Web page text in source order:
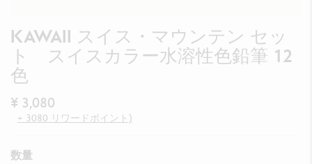
KAWAII スイス・マウンテン セッ
ト スイスカラー水溶性色鉛筆 12
色
¥ 3,080
+ 3080 リワードポイント)
数量